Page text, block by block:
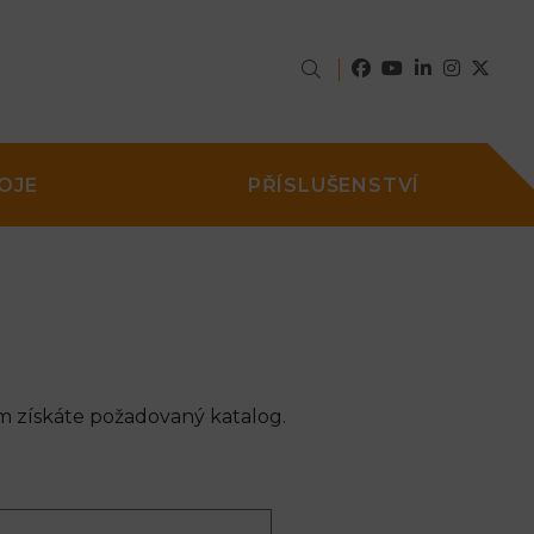
PŘÍSLUŠENSTVÍ
získáte požadovaný katalog.